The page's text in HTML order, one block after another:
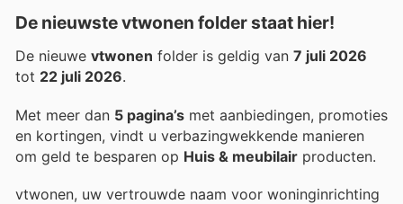
De nieuwste vtwonen folder staat hier!
De nieuwe vtwonen folder is geldig van 7 juli 2026
tot 22 juli 2026.
Met meer dan 5 pagina’s met aanbiedingen, promoties
en kortingen, vindt u verbazingwekkende manieren
om geld te besparen op Huis & meubilair producten.
vtwonen, uw vertrouwde naam voor woninginrichting